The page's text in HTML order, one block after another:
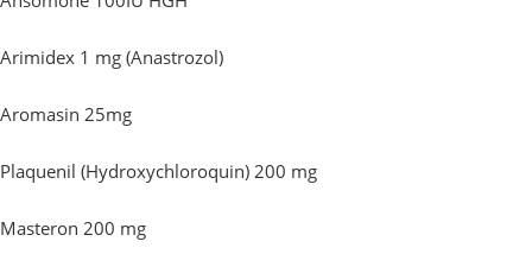
Arimidex 1 mg (Anastrozol)
Aromasin 25mg
Plaquenil (Hydroxychloroquin) 200 mg
Masteron 200 mg